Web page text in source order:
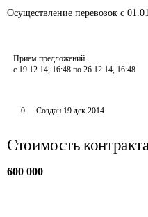
Осуществление перевозок с
Приём предложений
с 19.12.14, 16:48 по 26.12.14, 16:48
0 Создан 19 дек 2014
Стоимость
600 000